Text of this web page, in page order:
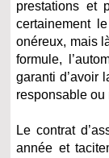
prestations et
certainement
onéreux, mais
formule,
garanti d’avoir
responsable ou
Le contrat
année et